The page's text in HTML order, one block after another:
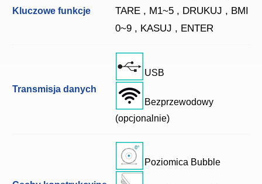
Kluczowe funkcje
TARE , M1~5 , DRUKUJ , BMI ,
0~9 , KASUJ , ENTER
Transmisja danych
USB
Bezprzewodowy
(opcjonalnie)
Poziomica Bubble